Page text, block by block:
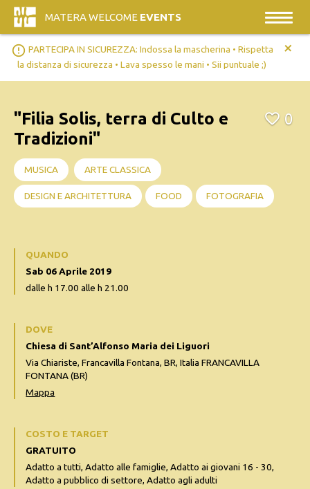
MATERA WELCOME EVENTS
error_outline PARTECIPA IN SICUREZZA: Indossa la mascherina • Rispetta
la distanza di sicurezza • Lava spesso le mani • Sii puntuale ;)
+
"Filia Solis, terra di Culto e
Tradizioni"
0
MUSICA ARTE CLASSICA
DESIGN E ARCHITETTURA FOOD FOTOGRAFIA
QUANDO
Sab 06 Aprile 2019
dalle h 17.00 alle h 21.00
DOVE
Chiesa di Sant’Alfonso Maria dei Liguori
Via Chiariste, Francavilla Fontana, BR, Italia FRANCAVILLA
FONTANA (BR)
Mappa
COSTO E TARGET
GRATUITO
Adatto a tutti, Adatto alle famiglie, Adatto ai giovani 16 - 30,
Adatto a pubblico di settore, Adatto agli adulti